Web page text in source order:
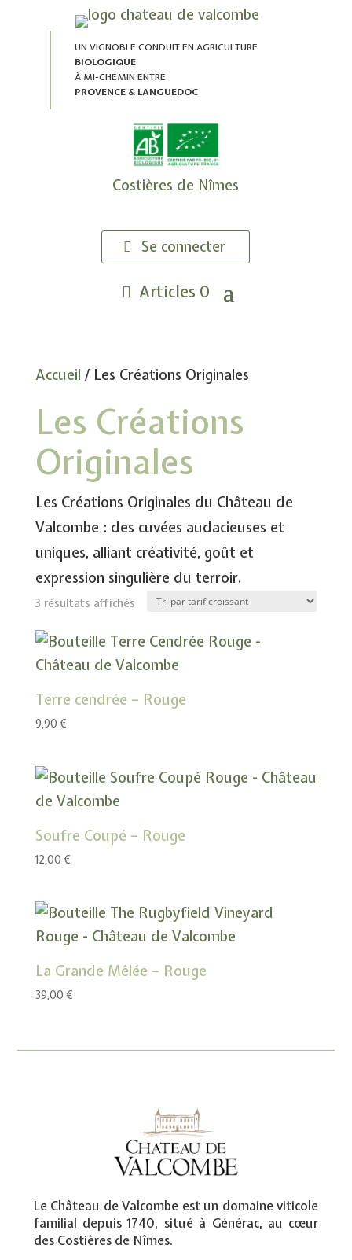
UN VIGNOBLE CONDUIT EN AGRICULTURE
BIOLOGIQUE
À MI-CHEMIN ENTRE
PROVENCE & LANGUEDOC
Costières de Nîmes
Se connecter
Articles 0
Accueil / Les Créations Originales
Les Créations
Originales
Les Créations Originales du Château de
Valcombe : des cuvées audacieuses et
uniques, alliant créativité, goût et
expression singulière du terroir.
3 résultats affichésTrié
Terre cendrée – Rouge
9,90€
Soufre Coupé – Rouge
12,00€
La Grande Mêlée – Rouge
39,00€
Le Château de Valcombe est un domaine viticole
familial depuis 1740, situé à Générac, au cœur
des Costières de Nîmes.